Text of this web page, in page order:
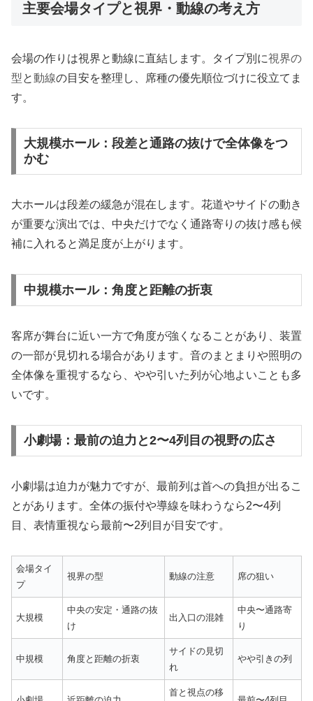
主要会場タイプと視界・動線の考え方
会場の作りは視界と動線に直結します。タイプ別に視界の
型と動線の目安を整理し、席種の優先順位づけに役立てま
す。
大規模ホール：段差と通路の抜けで全体像をつ
かむ
大ホールは段差の緩急が混在します。花道やサイドの動き
が重要な演出では、中央だけでなく通路寄りの抜け感も候
補に入れると満足度が上がります。
中規模ホール：角度と距離の折衷
客席が舞台に近い一方で角度が強くなることがあり、装置
の一部が見切れる場合があります。音のまとまりや照明の
全体像を重視するなら、やや引いた列が心地よいことも多
いです。
小劇場：最前の迫力と2〜4列目の視野の広さ
小劇場は迫力が魅力ですが、最前列は首への負担が出るこ
とがあります。全体の振付や導線を味わうなら2〜4列
目、表情重視なら最前〜2列目が目安です。
会場タイ
プ
視界の型 動線の注意 席の狙い
大規模
中央の安定・通路の抜
け
出入口の混雑
中央〜通路寄
り
中規模 角度と距離の折衷
サイドの見切
れ
やや引きの列
首と視点の移